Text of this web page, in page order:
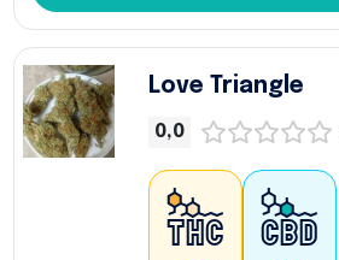
Love Triangle
0,0